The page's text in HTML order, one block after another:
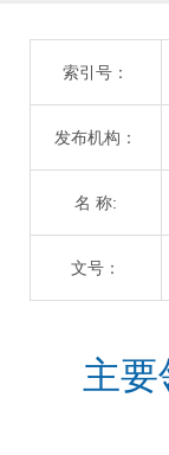
索引号：
发布机构：
名 称:
文号：
主